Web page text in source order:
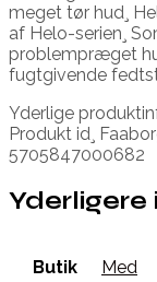
meget tør hud¸
af Helo-serien¸
problempræget
fugtgivende
Yderlige
Produkt id¸
5705847000682
Butik Med